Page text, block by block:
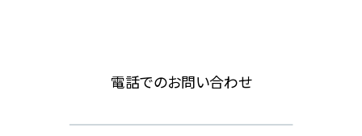
電話でのお問い合わせ